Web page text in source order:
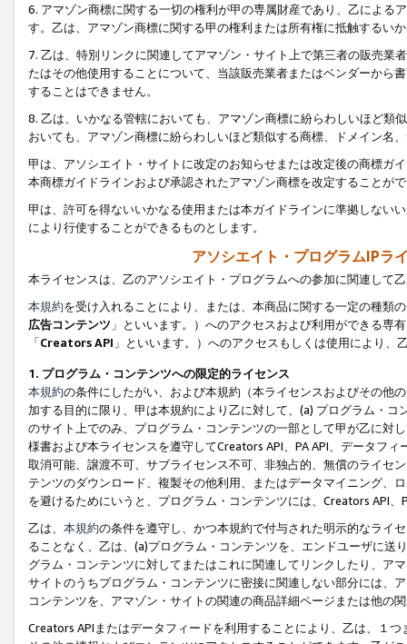
6. アマゾン商標に関する一切の権利が甲の専属財産であり、乙による
す。乙は、アマゾン商標に関する甲の権利または所有権に抵触するい
7. 乙は、特別リンクに関連してアマゾン・サイト上で第三者の販売
たはその他使用することについて、当該販売業者またはベンダーから
することはできません。
8. 乙は、いかなる管轄においても、アマゾン商標に紛らわしいほど類
おいても、アマゾン商標に紛らわしいほど類似する商標、ドメイン名
甲は、アソシエイト・サイトに改定のお知らせまたは改定後の商標ガ
本商標ガイドラインおよび承認されたアマゾン商標を改定することが
甲は、許可を得ないいかなる使用または本ガイドラインに準拠しない
により行使することができるものとします。
アソシエイト・プログラムIPラ
本ライセンスは、乙のアソシエイト・プログラムへの参加に関連して
本規約を受け入れることにより、または、本商品に関する一定の種類
広告コンテンツ 」といいます。）へのアクセスおよび利用ができる専
「Creators API 」といいます。）へのアクセスもしくは使用により
1. プログラム・コンテンツへの限定的ライセンス
本規約の条件にしたがい、および本規約（本ライセンスおよびその他
加する目的に限り、甲は本規約により乙に対して、(a) プログラム・
のサイト上でのみ、プログラム・コンテンツの一部として甲が乙に対
様書および本ライセンスを遵守してCreators API、PA API、データフ
取消可能、譲渡不可、サブライセンス不可、非独占的、無償のライセ
テンツのダウンロード、複製その他利用、またはデータマイニング、
を避けるためにいうと、プログラム・コンテンツには、Creators API
乙は、 本規約の条件を遵守し、かつ本規約で付与された明示的なライ
ることなく、乙は、(a)プログラム・コンテンツを、エンドユーザに
グラム・コンテンツに対してまたはこれに関連してリンクしたり、ア
サイトのうちプログラム・コンテンツに密接に関連しない部分には、
コンテンツを、アマゾン・サイトの関連の商品詳細ページまたは他の
Creators APIまたはデータフィードを利用することにより、乙は、１